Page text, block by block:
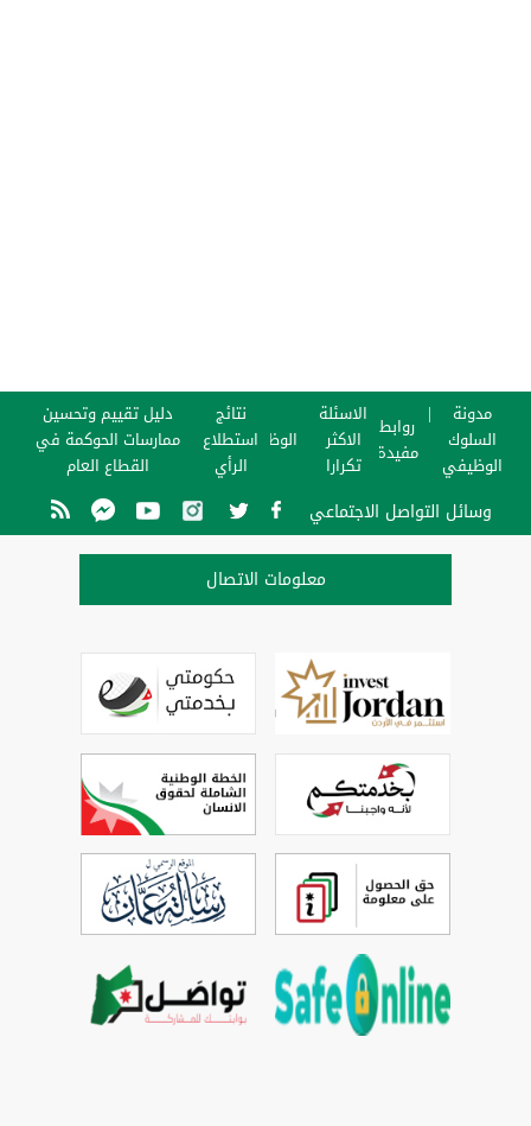
مدونة
السلوك
الوظيفي
روابط
مفيدة
الاسئلة
الاكثر
تكرارا
الوظائف
نتائج
استطلاع
الرأي
دليل تقييم وتحسين
ممارسات الحوكمة في
القطاع العام
وسائل التواصل الاجتماعي
معلومات الاتصال